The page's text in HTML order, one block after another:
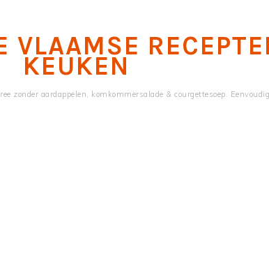
VLAAMSE
KEUKEN
zonder aardappelen, komkommersalade & courgettesoep.